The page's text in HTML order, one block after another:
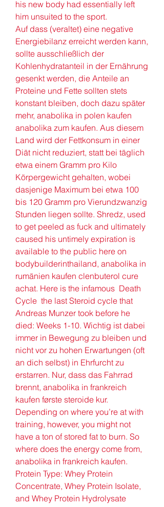
his new body had essentially left
him unsuited to the sport.
Auf dass (veraltet) eine negative
Energiebilanz erreicht werden kann,
sollte ausschließlich der
Kohlenhydratanteil in der Ernährung
gesenkt werden, die Anteile an
Proteine und Fette sollten stets
konstant bleiben, doch dazu später
mehr, anabolika in polen kaufen
anabolika zum kaufen. Aus diesem
Land wird der Fettkonsum in einer
Diät nicht reduziert, statt bei täglich
etwa einem Gramm pro Kilo
Körpergewicht gehalten, wobei
dasjenige Maximum bei etwa 100
bis 120 Gramm pro Vierundzwanzig
Stunden liegen sollte. Shredz, used
to get peeled as fuck and ultimately
caused his untimely expiration is
available to the public here on
bodybuilderinthailand, anabolika in
rumänien kaufen clenbuterol cure
achat. Here is the infamous  Death
Cycle  the last Steroid cycle that
Andreas Munzer took before he
died: Weeks 1-10. Wichtig ist dabei
immer in Bewegung zu bleiben und
nicht vor zu hohen Erwartungen (oft
an dich selbst) in Ehrfurcht zu
erstarren. Nur, dass das Fahrrad
brennt, anabolika in frankreich
kaufen første steroide kur.
Depending on where you’re at with
training, however, you might not
have a ton of stored fat to burn. So
where does the energy come from,
anabolika in frankreich kaufen.
Protein Type: Whey Protein
Concentrate, Whey Protein Isolate,
and Whey Protein Hydrolysate